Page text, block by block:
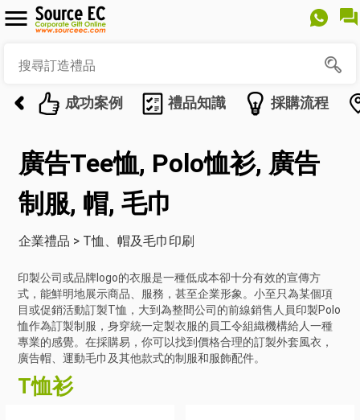
成功案例 禮品知識 採購流程
廣告Tee恤, Polo恤衫, 廣告
制服, 帽, 毛巾
企業禮品 > T恤、帽及毛巾印刷
印製公司或品牌logo的衣服是一種低成本卻十分有效的宣傳方
式，能鮮明地展示商品、服務，甚至企業形象。小至只為某個項
目或促銷活動訂製T恤，大到為整間公司的前線銷售人員印製Polo
恤作為訂製制服，身穿統一定製衣服的員工令組織機構給人一種
專業的感覺。在採購易，你可以找到價格合理的訂製外套風衣，
廣告帽、運動毛巾及其他款式的制服和服飾配件。
T恤衫